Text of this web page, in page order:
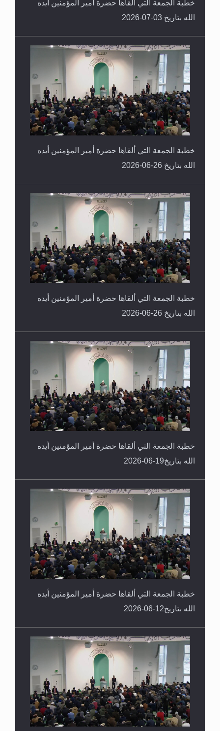
خطبة الجمعة التي ألقاها حضرة أمير المؤمنين أيده
الله بتاريخ 03-07-2026
خطبة الجمعة التي ألقاها حضرة أمير المؤمنين أيده
الله بتاريخ 26-06-2026
خطبة الجمعة التي ألقاها حضرة أمير المؤمنين أيده
الله بتاريخ 26-06-2026
خطبة الجمعة التي ألقاها حضرة أمير المؤمنين أيده
الله بتاريخ19-06-2026
خطبة الجمعة التي ألقاها حضرة أمير المؤمنين أيده
الله بتاريخ12-06-2026